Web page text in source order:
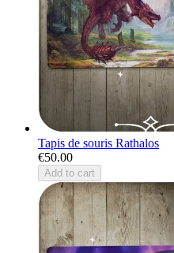
Tapis de souris Rathalos
€50.00
Add to cart